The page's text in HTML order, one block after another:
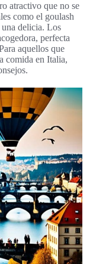
atractivo que no se
como el goulash
una delicia. Los
perfecta
aquellos que
comida en Italia,